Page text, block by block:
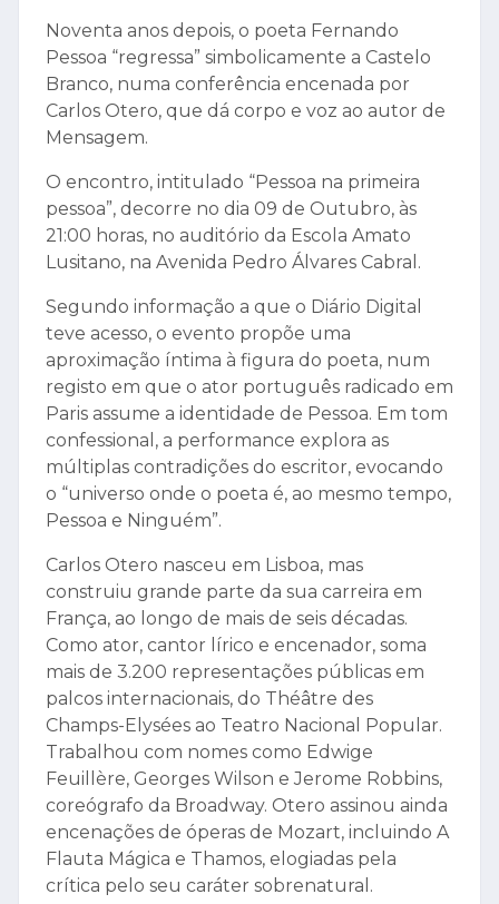
Noventa anos depois, o poeta Fernando
Pessoa “regressa” simbolicamente a Castelo
Branco, numa conferência encenada por
Carlos Otero, que dá corpo e voz ao autor de
Mensagem.
O encontro, intitulado “Pessoa na primeira
pessoa”, decorre no dia 09 de Outubro, às
21:00 horas, no auditório da Escola Amato
Lusitano, na Avenida Pedro Álvares Cabral.
Segundo informação a que o Diário Digital
teve acesso, o evento propõe uma
aproximação íntima à figura do poeta, num
registo em que o ator português radicado em
Paris assume a identidade de Pessoa. Em tom
confessional, a performance explora as
múltiplas contradições do escritor, evocando
o “universo onde o poeta é, ao mesmo tempo,
Pessoa e Ninguém”.
Carlos Otero nasceu em Lisboa, mas
construiu grande parte da sua carreira em
França, ao longo de mais de seis décadas.
Como ator, cantor lírico e encenador, soma
mais de 3.200 representações públicas em
palcos internacionais, do Théâtre des
Champs-Elysées ao Teatro Nacional Popular.
Trabalhou com nomes como Edwige
Feuillère, Georges Wilson e Jerome Robbins,
coreógrafo da Broadway. Otero assinou ainda
encenações de óperas de Mozart, incluindo A
Flauta Mágica e Thamos, elogiadas pela
crítica pelo seu caráter sobrenatural.